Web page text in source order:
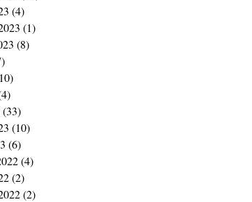
(4)
(1)
(8)
(33)
(10)
(6)
(4)
(2)
(2)